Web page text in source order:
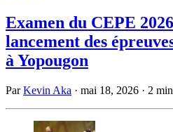
Examen du CEPE
lancement des
à Yopougon
ParKevin Aka · mai 18, 2026 · 2